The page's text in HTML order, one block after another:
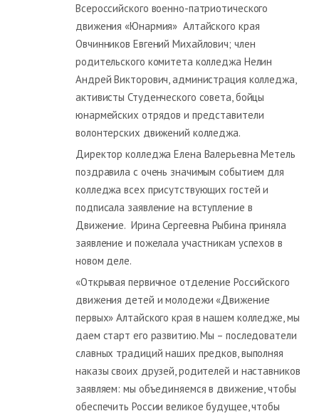
Всероссийского военно-патриотического
движения «Юнармия» Алтайского края
Овчинников Евгений Михайлович; член
родительского комитета колледжа Нелин
Андрей Викторович, администрация колледжа,
активисты Студенческого совета, бойцы
юнармейских отрядов и представители
волонтерских движений колледжа.
Директор колледжа Елена Валерьевна Метель
поздравила с очень значимым событием для
колледжа всех присутствующих гостей и
подписала заявление на вступление в
Движение. Ирина Сергеевна Рыбина приняла
заявление и пожелала участникам успехов в
новом деле.
«Открывая первичное отделение Российского
движения детей и молодежи «Движение
первых» Алтайского края в нашем колледже, мы
даем старт его развитию. Мы – последователи
славных традиций наших предков, выполняя
наказы своих друзей, родителей и наставников
заявляем: мы объединяемся в движение, чтобы
обеспечить России великое будущее, чтобы